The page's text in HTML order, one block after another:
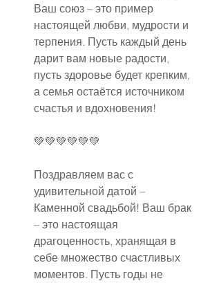
Ваш союз – это пример
настоящей любви, мудрости и
терпения. Пусть каждый день
дарит вам новые радости,
пусть здоровье будет крепким,
а семья остаётся источником
счастья и вдохновения!
💚💚💚💚💚💚
Поздравляем вас с
удивительной датой –
Каменной свадьбой! Ваш брак
– это настоящая
драгоценность, хранящая в
себе множество счастливых
моментов. Пусть годы не